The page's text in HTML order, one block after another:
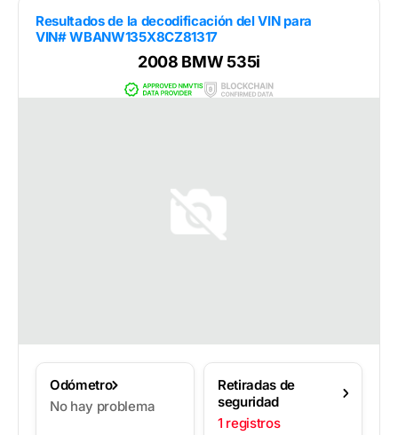
Resultados de la decodificación del VIN para
VIN# WBANW135X8CZ81317
2008 BMW 535i
Odómetro
No hay problema
Retiradas de
seguridad
1 registros